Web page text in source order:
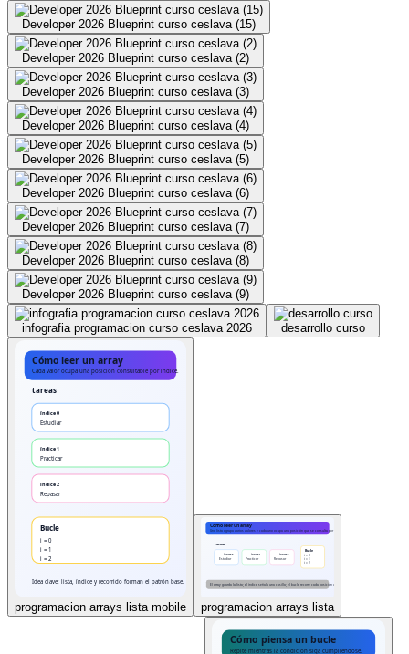
Developer 2026 Blueprint curso ceslava (15)
Developer 2026 Blueprint curso ceslava (2)
Developer 2026 Blueprint curso ceslava (3)
Developer 2026 Blueprint curso ceslava (4)
Developer 2026 Blueprint curso ceslava (5)
Developer 2026 Blueprint curso ceslava (6)
Developer 2026 Blueprint curso ceslava (7)
Developer 2026 Blueprint curso ceslava (8)
Developer 2026 Blueprint curso ceslava (9)
infografia programacion curso ceslava 2026 desarrollo curso
programacion arrays lista mobile programacion arrays lista